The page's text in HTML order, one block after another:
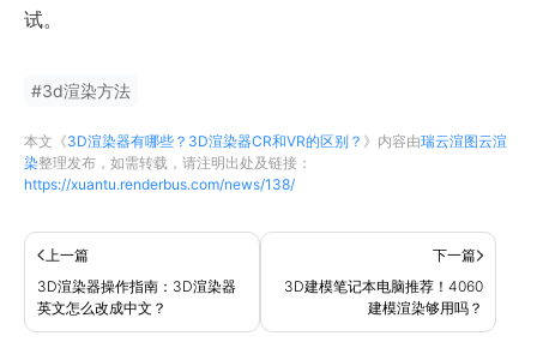
试。
#3d渲染方法
本文《3D渲染器有哪些？3D渲染器CR和VR的区别？ 》内容由瑞云渲图云渲
染整理发布，如需转载，请注明出处及链接：
https://xuantu.renderbus.com/news/138/
上一篇
3D渲染器操作指南：3D渲染器
英文怎么改成中文？
下一篇
3D建模笔记本电脑推荐！4060
建模渲染够用吗？